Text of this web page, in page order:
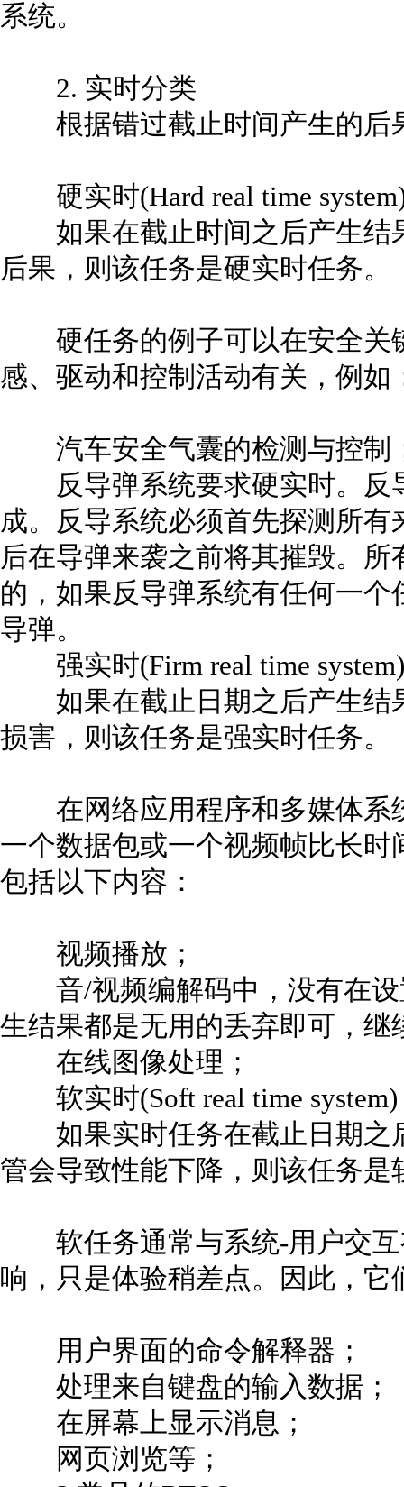
系统。
2. 实时分类
根据错过截止时间产生的后
硬实时(Hard real time
如果在截止时间之后产生结
后果，则该任务是硬实时任务。
硬任务的例子可以在安全关
感、驱动和控制活动有关，例如
汽车安全气囊的检测与控制
反导弹系统要求硬实时。反
成。反导系统必须首先探测所
后在导弹来袭之前将其摧毁。
的，如果反导弹系统有任何一
导弹。
强实时(Firm real time system)
如果在截止日期之后产生结
损害，则该任务是强实时任务。
在网络应用程序和多媒体系
一个数据包或一个视频帧比长
包括以下内容：
视频播放；
音/视频编解码中，没有在设
生结果都是无用的丢弃即可，继
在线图像处理；
软实时(Soft real time system)
如果实时任务在截止日期之
管会导致性能下降，则该任务是
软任务通常与系统-用户交互
响，只是体验稍差点。因此，它
用户界面的命令解释器；
处理来自键盘的输入数据；
在屏幕上显示消息；
网页浏览等；